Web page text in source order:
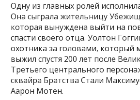
Одну из главных ролей
Она сыграла жительницу
которая вынуждена выйти на
спасти своего отца. Уолтон
охотника за головами, который
выжил спустя 200 лет после
Третьего центрального
сквайра Братства Стали
Аарон Мотен.